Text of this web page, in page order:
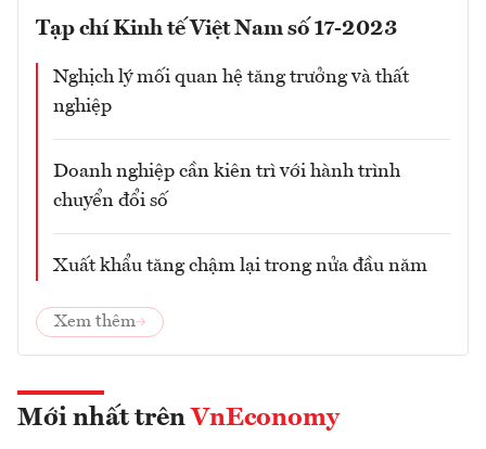
Tạp chí Kinh tế Việt Nam số 17-2023
Nghịch lý mối quan hệ tăng trưởng và thất
nghiệp
Doanh nghiệp cần kiên trì với hành trình
chuyển đổi số
Xuất khẩu tăng chậm lại trong nửa đầu năm
Xem thêm
Mới nhất trên VnEconomy